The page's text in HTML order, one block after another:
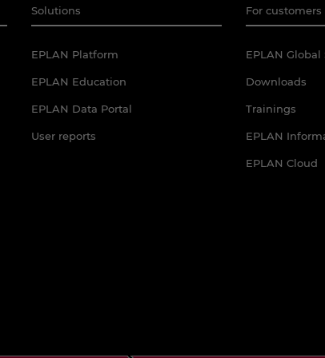
Solutions
EPLAN Platform
EPLAN Education
EPLAN Data Portal
User reports
For customers
EPLAN
Downloads
Trainings
EPLAN
EPLAN Cloud